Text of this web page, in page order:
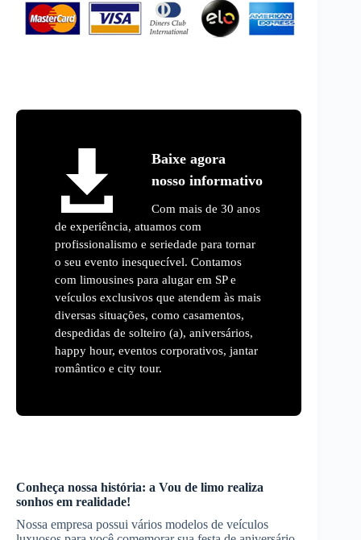
Baixe agora
nosso informativo
Com mais de 30 anos
de experiência, atuamos com
profissionalismo e seriedade para tornar
o seu evento inesquecível. Contamos
com limousines para alugar em SP e
veículos exclusivos que atendem às mais
diversas situações, como casamentos,
despedidas de solteiro (a), aniversários,
happy hour, eventos corporativos, jantar
romântico e city tour.
Conheça nossa história: a Vou de limo realiza
sonhos em realidade!
Nossa empresa possui vários modelos de veículos